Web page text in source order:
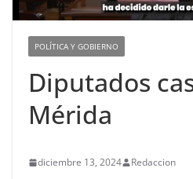
POLÍTICA Y GOBIERNO
Diputados
Mérida
diciembre 13, 2024 Redaccion